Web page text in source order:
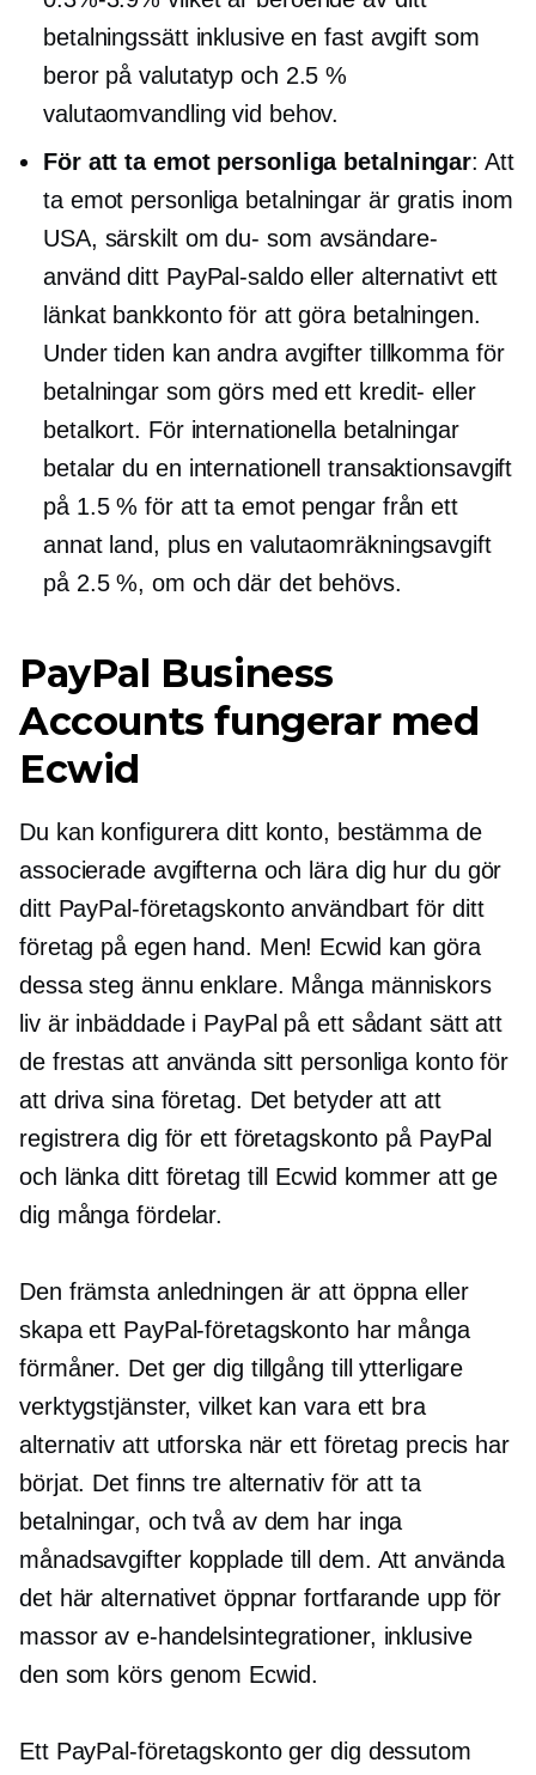
betalningssätt inklusive en fast avgift som
beror på valutatyp och 2.5 %
valutaomvandling vid behov.
För att ta emot personliga betalningar: Att
ta emot personliga betalningar är gratis inom
USA, särskilt omdu- som avsändare-
använd ditt PayPal-saldo eller alternativt ett
länkat bankkonto för att göra betalningen.
Under tiden kan andra avgifter tillkomma för
betalningar som görs med ett kredit- eller
betalkort. För internationella betalningar
betalar du en internationell transaktionsavgift
på 1.5 % för att ta emot pengar från ett
annat land, plus en valutaomräkningsavgift
på 2.5 %, om och där det behövs.
PayPal Business
Accounts fungerar med
Ecwid
Du kan konfigurera ditt konto, bestämma de
associerade avgifterna och lära dig hur du gör
ditt PayPal-företagskonto användbart för ditt
företag på egen hand. Men! Ecwid kan göra
dessa steg ännu enklare. Många människors
liv är inbäddade i PayPal på ett sådant sätt att
de frestas att använda sitt personliga konto för
att driva sina företag. Det betyder att att
registrera dig för ett företagskonto på PayPal
och länka ditt företag till Ecwid kommer att ge
dig många fördelar.
Den främsta anledningen är att öppna eller
skapa ett PayPal-företagskonto har många
förmåner. Det ger dig tillgång till ytterligare
verktygstjänster, vilket kan vara ett bra
alternativ att utforska när ett företag precis har
börjat. Det finns tre alternativ för att ta
betalningar, och två av dem har inga
månadsavgifter kopplade till dem. Att använda
det här alternativet öppnar fortfarande upp för
massor av e-handelsintegrationer, inklusive
den som körs genom Ecwid.
Ett PayPal-företagskonto ger dig dessutom